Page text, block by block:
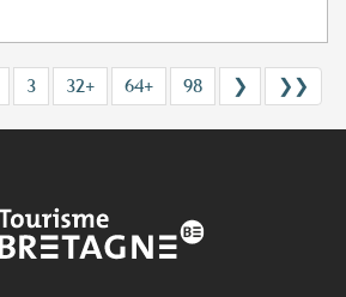
3 32+ 64+ 98 ❯ ❯❯